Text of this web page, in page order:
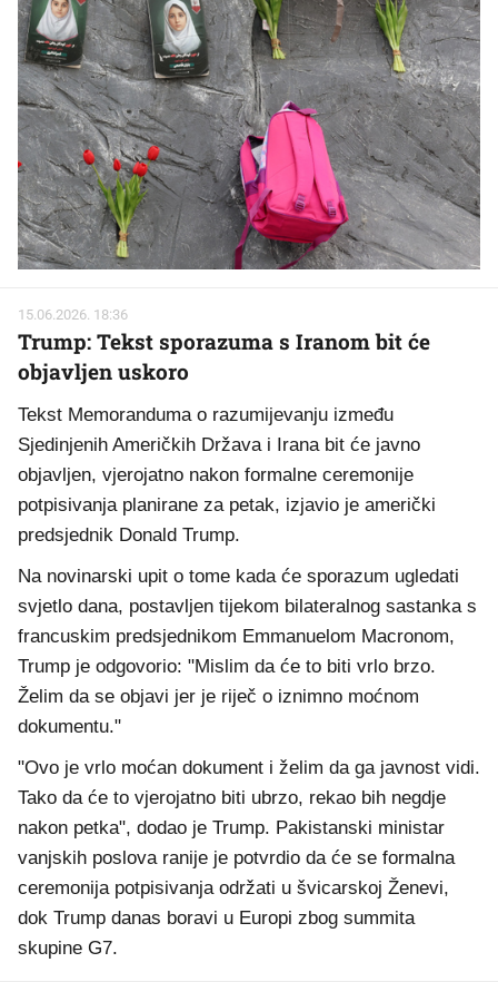
15.06.2026. 18:36
Trump: Tekst sporazuma s Iranom bit će
objavljen uskoro
Tekst Memoranduma o razumijevanju između
Sjedinjenih Američkih Država i Irana bit će javno
objavljen, vjerojatno nakon formalne ceremonije
potpisivanja planirane za petak, izjavio je američki
predsjednik Donald Trump.
Na novinarski upit o tome kada će sporazum ugledati
svjetlo dana, postavljen tijekom bilateralnog sastanka s
francuskim predsjednikom Emmanuelom Macronom,
Trump je odgovorio: "Mislim da će to biti vrlo brzo.
Želim da se objavi jer je riječ o iznimno moćnom
dokumentu."
"Ovo je vrlo moćan dokument i želim da ga javnost vidi.
Tako da će to vjerojatno biti ubrzo, rekao bih negdje
nakon petka", dodao je Trump. Pakistanski ministar
vanjskih poslova ranije je potvrdio da će se formalna
ceremonija potpisivanja održati u švicarskoj Ženevi,
dok Trump danas boravi u Europi zbog summita
skupine G7.